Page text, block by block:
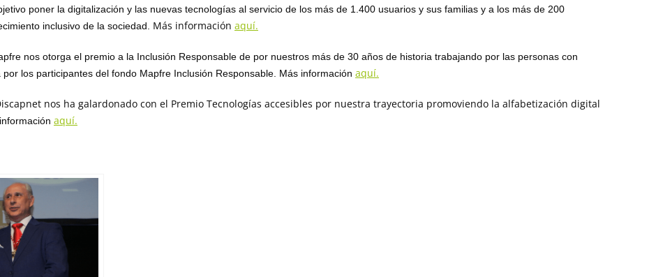
poner la digitalización y las nuevas tecnologías al servicio de los más de 1.400 usuarios y sus familias y a los más de 200
inclusivo de la sociedad. Más información aquí.
nos otorga el premio a la Inclusión Responsable de por nuestros más de 30 años de historia trabajando por las personas con
los participantes del fondo Mapfre Inclusión Responsable. Más información aquí.
nos ha galardonado con el Premio Tecnologías accesibles por nuestra trayectoria promoviendo la alfabetización digital
aquí.